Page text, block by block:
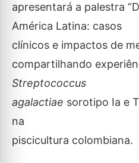
apresentará a palestra
América Latina: casos
clínicos e impactos de
compartilhando
Streptococcus
agalactiae sorotipo Ia e
na
piscicultura colombiana.